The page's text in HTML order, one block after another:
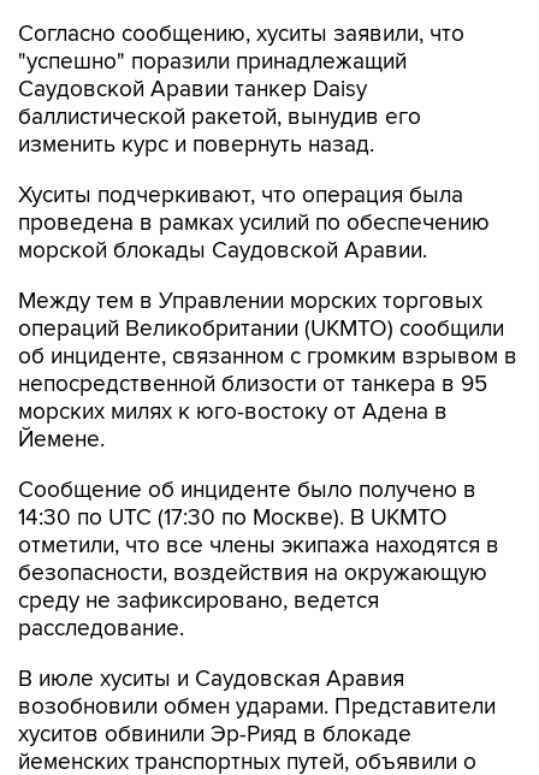
Согласно сообщению, хуситы заявили, что
"успешно" поразили принадлежащий
Саудовской Аравии танкер Daisy
баллистической ракетой, вынудив его
изменить курс и повернуть назад.
Хуситы подчеркивают, что операция была
проведена в рамках усилий по обеспечению
морской блокады Саудовской Аравии.
Между тем в Управлении морских торговых
операций Великобритании (UKMTO) сообщили
об инциденте, связанном с громким взрывом в
непосредственной близости от танкера в 95
морских милях к юго-востоку от Адена в
Йемене.
Сообщение об инциденте было получено в
14:30 по UTC (17:30 по Москве). В UKMTO
отметили, что все члены экипажа находятся в
безопасности, воздействия на окружающую
среду не зафиксировано, ведется
расследование.
В июле хуситы и Саудовская Аравия
возобновили обмен ударами. Представители
хуситов обвинили Эр-Рияд в блокаде
йеменских транспортных путей, объявили о